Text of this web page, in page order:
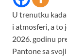
U trenutku
i atmosferi, a to
2026. godinu
Pantone sa